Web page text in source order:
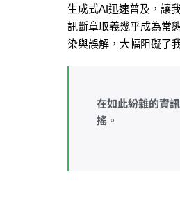
生成式AI迅速普及，讓
訊斷章取義幾乎成為常
染與誤解，大幅阻礙了
在如此紛雜的資
搖。